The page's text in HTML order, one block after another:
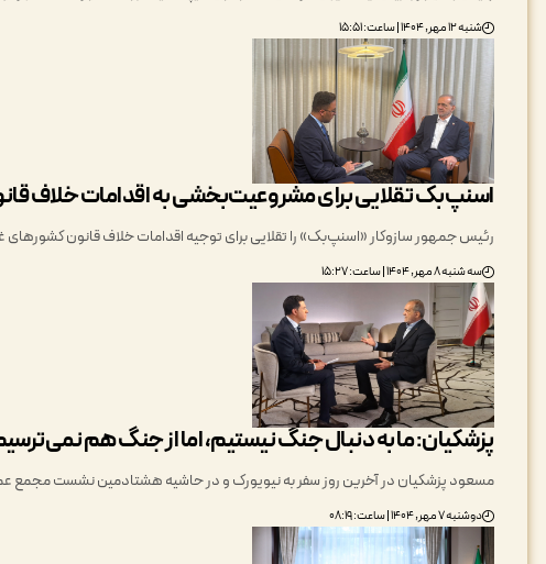
شنبه ۱۲ مهر, ۱۴۰۴ | ساعت: ۱۵:۵۱
اسنپ‌بک تقلایی برای مشروعیت‌بخشی به اقدامات خلاف
رئیس جمهور سازوکار «اسنپ‌بک» را تقلایی برای توجیه اقدامات خلاف قانون کشورهای
سه شنبه ۸ مهر, ۱۴۰۴ | ساعت: ۱۵:۲۷
پزشکیان: ما به دنبال جنگ نیستیم، اما از جنگ هم
مسعود پزشکیان در آخرین روز سفر به نیویورک و در حاشیه هشتادمین نشست مجمع
دوشنبه ۷ مهر, ۱۴۰۴ | ساعت: ۰۸:۱۹